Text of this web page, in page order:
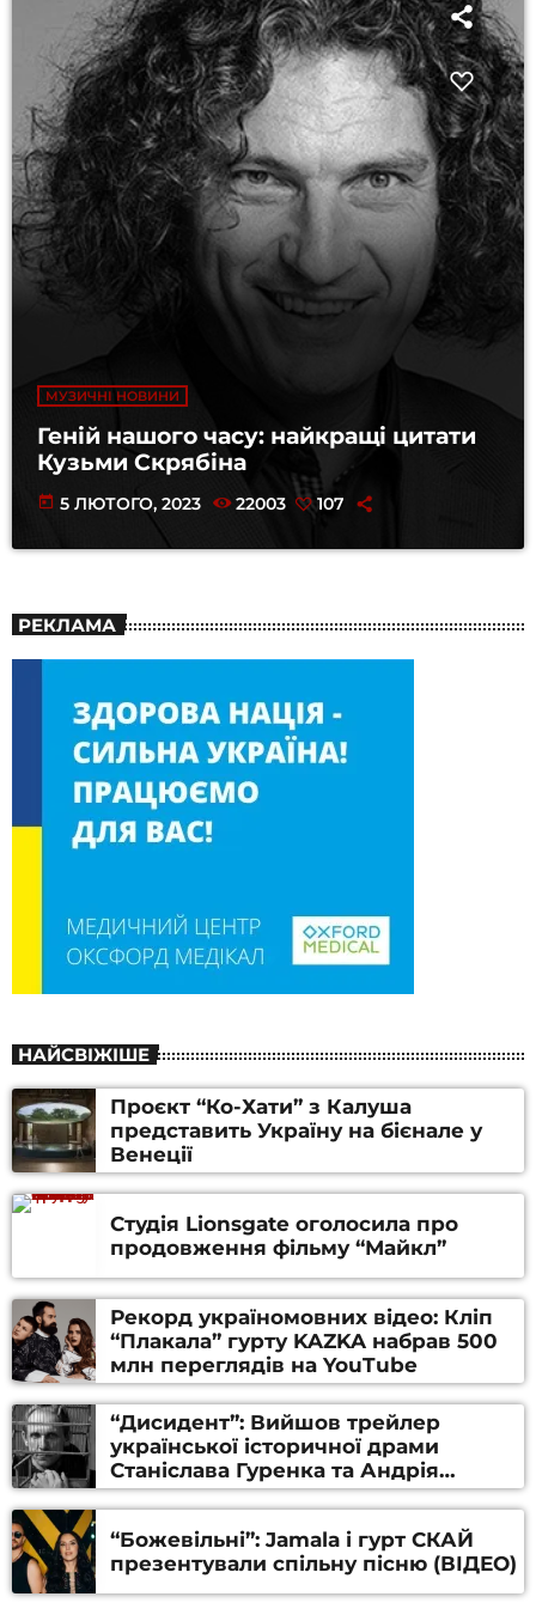
МУЗИЧНІ НОВИНИ
Геній нашого часу: найкращі цитати
Кузьми Скрябіна
today 5 ЛЮТОГО, 2023 22003 107
РЕКЛАМА
НАЙСВІЖІШЕ
Проєкт “Ко-Хати” з Калуша
представить Україну на бієнале у
Венеції
Студія Lionsgate оголосила про
продовження фільму “Майкл”
Рекорд україномовних відео: Кліп
“Плакала” гурту KAZKA набрав 500
млн переглядів на YouTube
“Дисидент”: Вийшов трейлер
української історичної драми
Станіслава Гуренка та Андрія
Алфьорова (ВІДЕО)
“Божевільні”: Jamala і гурт СКАЙ
презентували спільну пісню (ВІДЕО)